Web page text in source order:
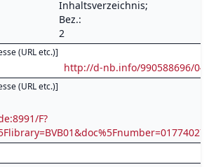
Inhaltsverzeichnis;
Bez.:
2
(URL etc.)]
http://d-nb.info/990588696/04
(URL etc.)]
F?